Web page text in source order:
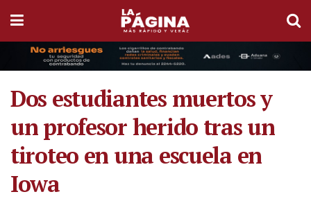
Dos estudiantes muertos y
un profesor herido tras un
tiroteo en una escuela en
Iowa